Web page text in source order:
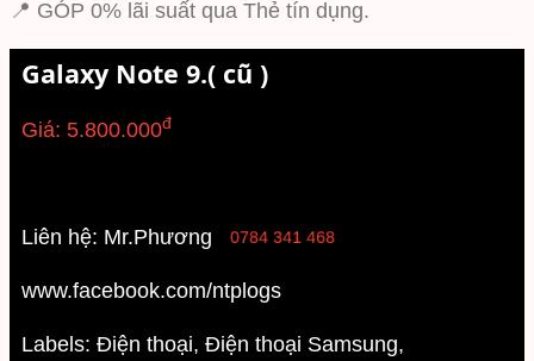
📍 GÓP 0% lãi suất qua Thẻ tín dụng.
Galaxy Note 9.( cũ )
Giá: 5.800.000đ
Liên hệ: Mr.Phương 0784 341 468
www.facebook.com/ntplogs
Labels: Điện thoại, Điện thoại Samsung,